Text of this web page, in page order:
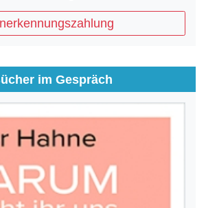
im Gespräch